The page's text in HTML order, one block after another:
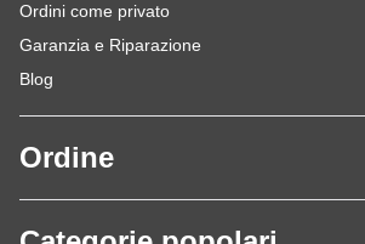
Ordini come privato
Garanzia e Riparazione
Blog
Ordine